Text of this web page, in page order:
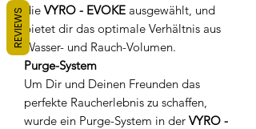
die VYRO - EVOKE ausgewählt, und
bietet dir das optimale Verhältnis aus
Wasser- und Rauch-Volumen.
Purge-System
Um Dir und Deinen Freunden das
perfekte Raucherlebnis zu schaffen,
wurde ein Purge-System in der VYRO -
REVIEWS